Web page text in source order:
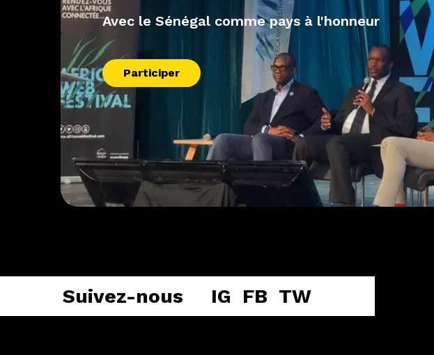
Avec le Sénégal comme pays à l'honneur
Participer
Suivez-nous IG FB TW